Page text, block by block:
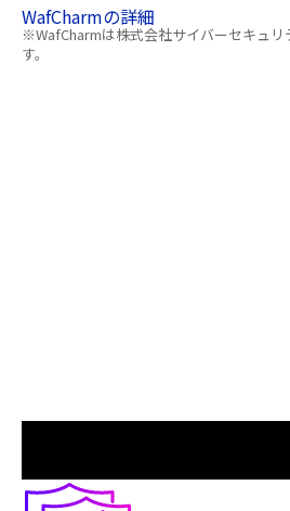
WafCharmの詳細
※WafCharmは株式会社サイバーセキュリ
す。